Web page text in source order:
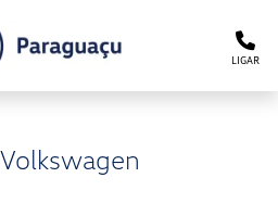
LIGAR